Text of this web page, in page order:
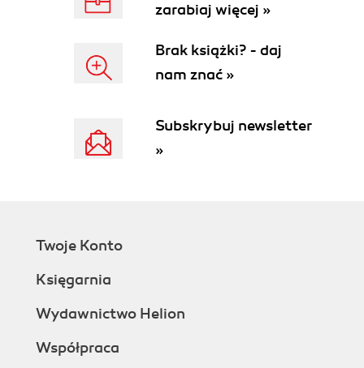
zarabiaj więcej »
Brak książki? - daj
nam znać »
Subskrybuj newsletter
»
Twoje Konto
Księgarnia
Wydawnictwo Helion
Współpraca